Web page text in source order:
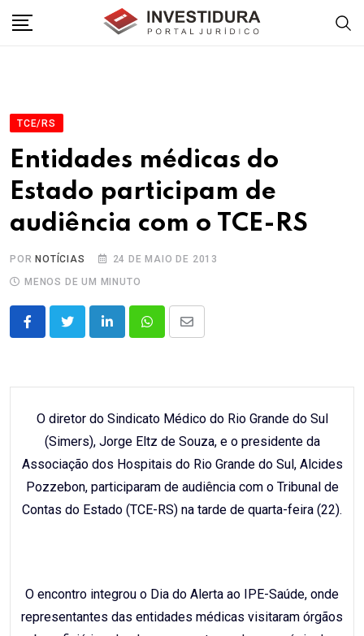
TCE/RS
Entidades médicas do
Estado participam de
audiência com o TCE-RS
POR NOTÍCIAS
24 DE MAIO DE 2013
MENOS DE UM MINUTO
LinkedInWhatsappShare
O diretor do Sindicato Médico do Rio Grande do Sul
(Simers), Jorge Eltz de Souza, e o presidente da
Associação dos Hospitais do Rio Grande do Sul, Alcides
Pozzebon, participaram de audiência com o Tribunal de
Contas do Estado (TCE-RS) na tarde de quarta-feira (22).
O encontro integrou o Dia do Alerta ao IPE-Saúde, onde
representantes das entidades médicas visitaram órgãos